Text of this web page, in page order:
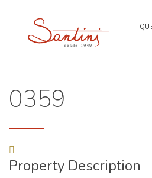
0359
Property Description